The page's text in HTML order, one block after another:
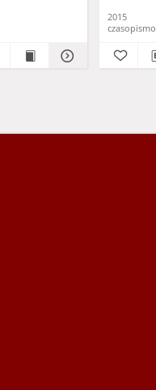
2015
czasopismo